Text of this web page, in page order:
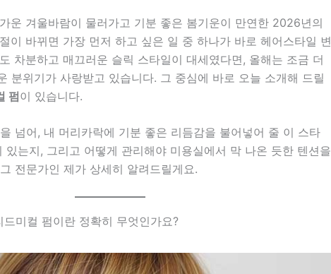
운 겨울바람이 물러가고 기분 좋은 봄기운이 만연한 2026년의
이 바뀌면 가장 먼저 하고 싶은 일 중 하나가 바로 헤어스타일 변
차분하고 매끄러운 슬릭 스타일이 대세였다면, 올해는 조금 더
분위기가 사랑받고 있습니다. 그 중심에 바로 오늘 소개해 드릴
펌이 있습니다.
넘어, 내 머리카락에 기분 좋은 리듬감을 불어넣어 줄 이 스타
있는지, 그리고 어떻게 관리해야 미용실에서 막 나온 듯한 텐션을
전문가인 제가 상세히 알려드릴게요.
미컬 펌이란 정확히 무엇인가요?